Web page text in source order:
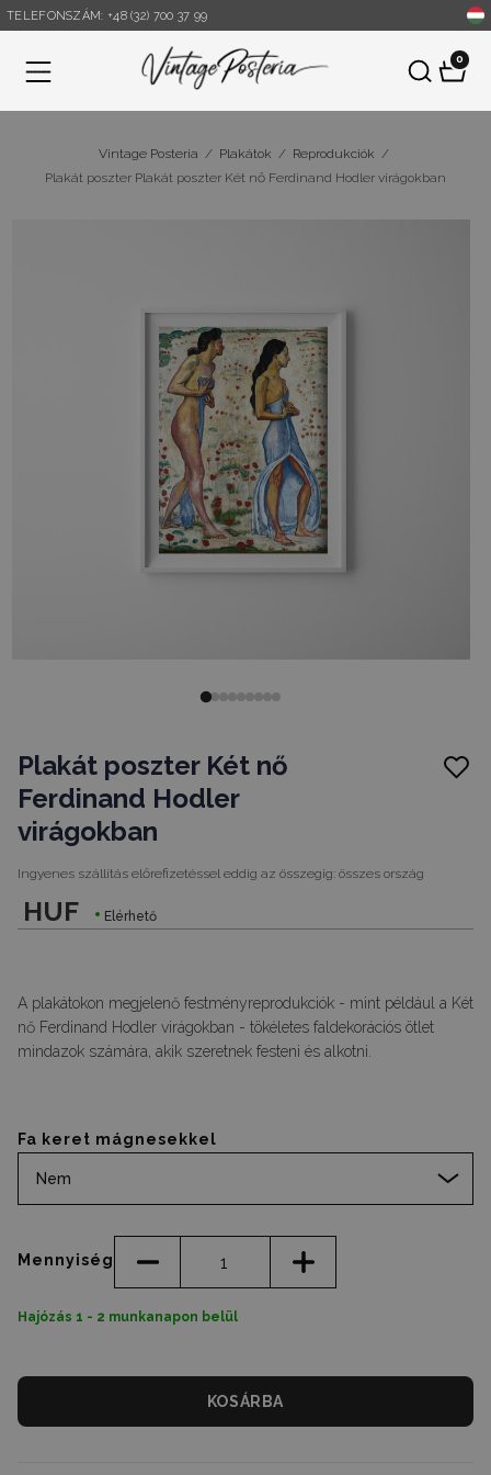
TELEFONSZÁM: +48 (32) 700 37 99
Menü
0
Vintage Posteria / Plakátok / Reprodukciók /
Plakát poszter Plakát poszter Két nő Ferdinand Hodler virágokban
Plakát poszter Két nő
Ferdinand Hodler
virágokban
Ingyenes szállítás előrefizetéssel eddig az összegig: összes ország
HUF Elérhető
A plakátokon megjelenő festményreprodukciók - mint például a Két
nő Ferdinand Hodler virágokban - tökéletes faldekorációs ötlet
mindazok számára, akik szeretnek festeni és alkotni.
Hajózás 1 - 2 munkanapon belül
Fa keret mágnesekkel
Nem
Mennyiség
KOSÁRBA